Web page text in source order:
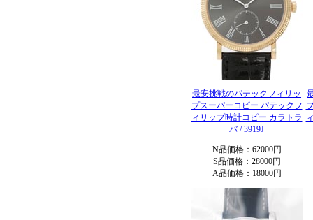
最安挑戦のパテックフィリッ
プスーパーコピー パテックフ
ィリップ時計コピー カラトラ
バ / 3919J
N品価格：62000円
S品価格：28000円
A品価格：18000円